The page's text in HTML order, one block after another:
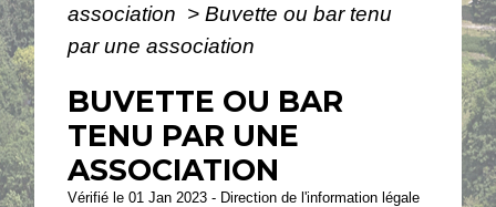
association > Buvette ou bar tenu
par une association
BUVETTE OU BAR
TENU PAR UNE
ASSOCIATION
Vérifié le 01 Jan 2023 - Direction de l'information légale